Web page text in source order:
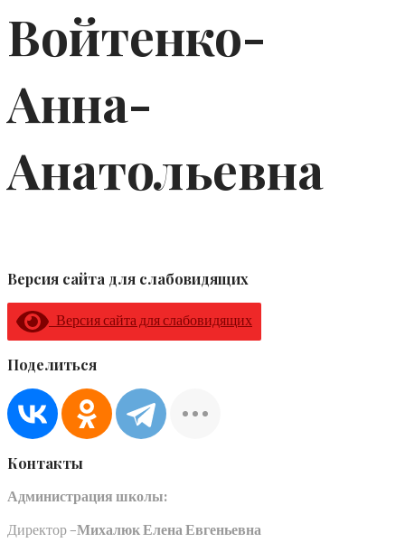
Войтенко-
Анна-
Анатольевна
Версия сайта для слабовидящих
Версия сайта для слабовидящих
Поделиться
Контакты
Администрация школы:
Директор –Михалюк Елена Евгеньевна